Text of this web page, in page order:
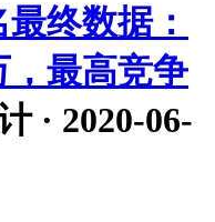
终数据：
，最高竞争
· 2020-06-